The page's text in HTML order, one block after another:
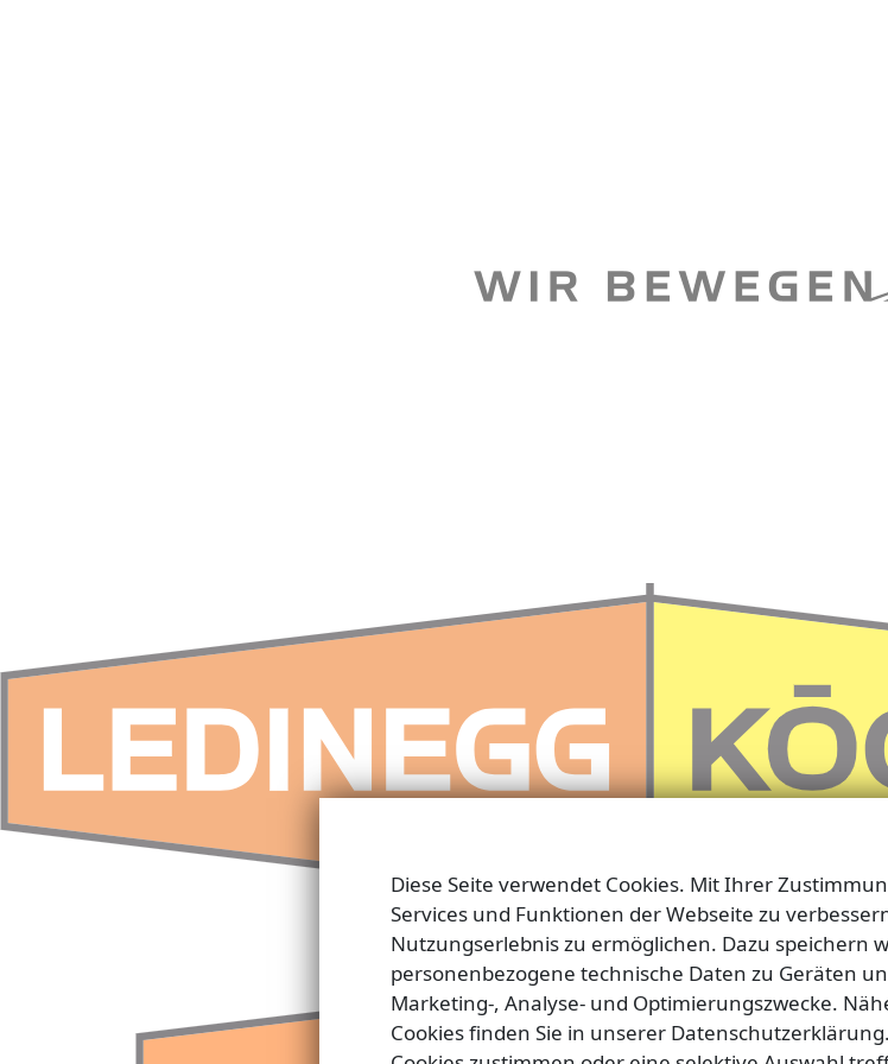
Diese Seite verwendet Cookies. Mit Ihrer
Services und Funktionen der Webseite zu
Nutzungserlebnis zu ermöglichen. Dazu speichern
personenbezogene technische Daten zu Geräten
Marketing-, Analyse- und Optimierungszwecke.
Cookies finden Sie in unserer